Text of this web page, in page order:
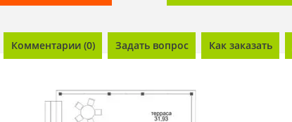
Комментарии (0) Задать вопрос Как заказать